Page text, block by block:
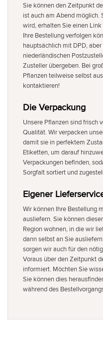
Sie können den Zeitpunkt
ist auch am Abend möglich.
wird, erhalten Sie einen
Ihre Bestellung verfolgen
hauptsächlich mit DPD,
niederländischen
Zusteller übergeben. Bei
Pflanzen teilweise selbst
kontaktieren!
Die Verpackung
Unsere Pflanzen sind frisch
Qualität. Wir verpacken
damit sie in perfektem
Etiketten, um darauf
Verpackungen befinden,
Sorgfalt sortiert und
Eigener
Wir können Ihre Bestellung
ausliefern. Sie können
Region wohnen, in die wir
dann selbst an Sie
sorgen wir auch für den
Voraus über den Zeitpunkt
informiert. Möchten Sie
Sie können dies
während des